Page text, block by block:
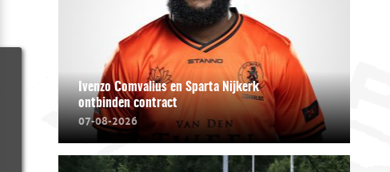
Ivenzo Comvalius en Sparta Nijkerk
ontbinden contract
07-08-2026